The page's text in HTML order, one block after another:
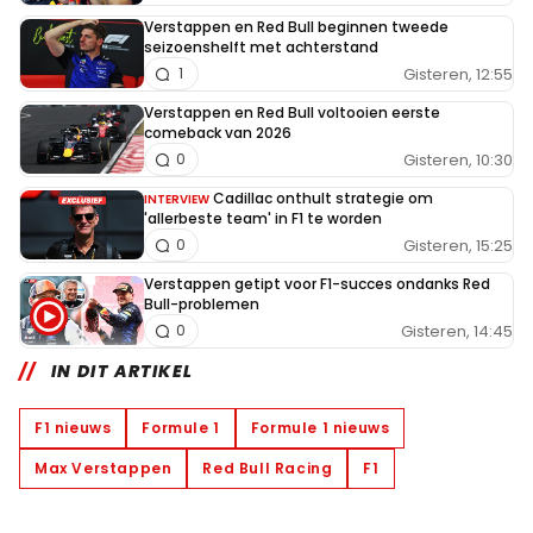
Verstappen en Red Bull beginnen tweede
seizoenshelft met achterstand
Gisteren, 12:55
1
Verstappen en Red Bull voltooien eerste
comeback van 2026
Gisteren, 10:30
0
INTERVIEW Cadillac onthult strategie om
'allerbeste team' in F1 te worden
Gisteren, 15:25
0
Verstappen getipt voor F1-succes ondanks Red
Bull-problemen
Gisteren, 14:45
0
IN DIT ARTIKEL
F1 nieuws Formule 1
Formule 1 nieuws
Max Verstappen
Red Bull Racing F1